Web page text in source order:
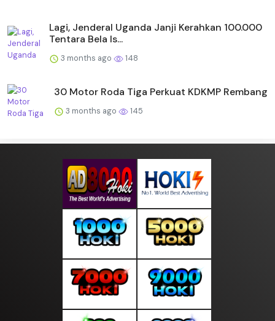
Lagi, Jenderal Uganda Janji Kerahkan 100.000
Tentara Bela Is...
3 months ago 148
30 Motor Roda Tiga Perkuat KDKMP Rembang
3 months ago 145